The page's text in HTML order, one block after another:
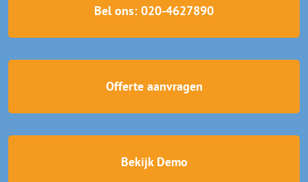
Bel ons: 020-4627890
Offerte aanvragen
Bekijk Demo